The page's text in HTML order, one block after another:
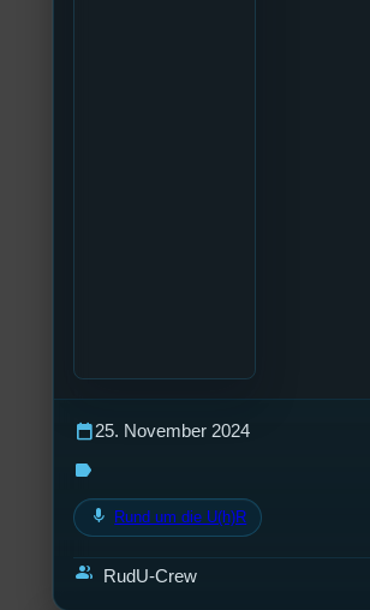
calendar_today25. November 2024
label
mic Rund um die U(h)R
group RudU-Crew